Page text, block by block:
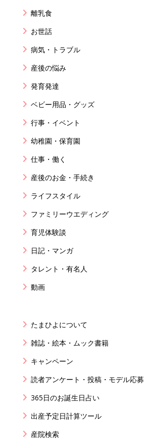
離乳食
お世話
病気・トラブル
産後の悩み
発育発達
ベビー用品・グッズ
行事・イベント
幼稚園・保育園
仕事・働く
産後のお金・手続き
ライフスタイル
ファミリーウエディング
育児体験談
日記・マンガ
タレント・有名人
動画
たまひよについて
雑誌・絵本・ムック書籍
キャンペーン
読者アンケート・投稿・モデル応募
365日のお誕生日占い
出産予定日計算ツール
産院検索